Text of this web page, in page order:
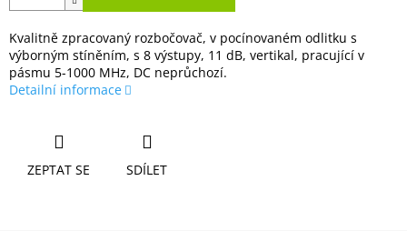
Kvalitně zpracovaný rozbočovač, v pocínovaném odlitku s
výborným stíněním, s 8 výstupy, 11 dB, vertikal, pracující v
pásmu 5-1000 MHz, DC neprůchozí.
Detailní informace
ZEPTAT SE SDÍLET